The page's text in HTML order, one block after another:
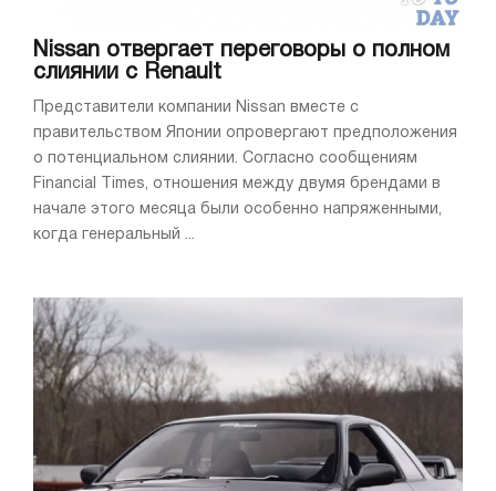
Nissan отвергает переговоры о полном
слиянии с Renault
Представители компании Nissan вместе с
правительством Японии опровергают предположения
о потенциальном слиянии. Согласно сообщениям
Financial Times, отношения между двумя брендами в
начале этого месяца были особенно напряженными,
когда генеральный ...